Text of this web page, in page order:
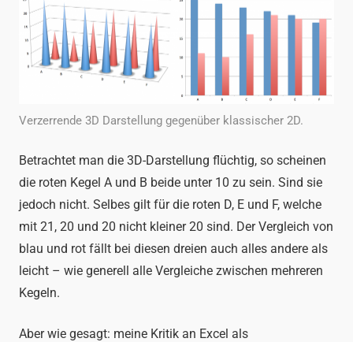
Verzerrende 3D Darstellung gegenüber klassischer 2D.
Betrachtet man die 3D-Darstellung flüchtig, so scheinen
die roten Kegel A und B beide unter 10 zu sein. Sind sie
jedoch nicht. Selbes gilt für die roten D, E und F, welche
mit 21, 20 und 20 nicht kleiner 20 sind. Der Vergleich von
blau und rot fällt bei diesen dreien auch alles andere als
leicht – wie generell alle Vergleiche zwischen mehreren
Kegeln.
Aber wie gesagt: meine Kritik an Excel als